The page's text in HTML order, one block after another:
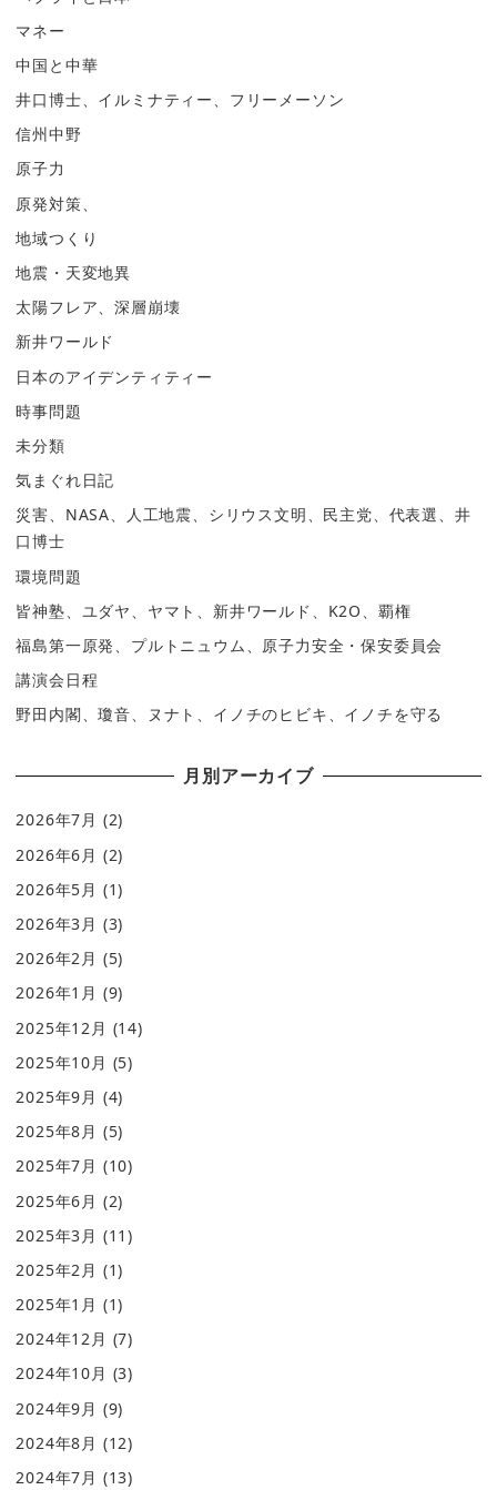
マネー
中国と中華
井口博士、イルミナティー、フリーメーソン
信州中野
原子力
原発対策、
地域つくり
地震・天変地異
太陽フレア、深層崩壊
新井ワールド
日本のアイデンティティー
時事問題
未分類
気まぐれ日記
災害、NASA、人工地震、シリウス文明、民主党、代表選、井
口博士
環境問題
皆神塾、ユダヤ、ヤマト、新井ワールド、K2O、覇権
福島第一原発、プルトニュウム、原子力安全・保安委員会
講演会日程
野田内閣、瓊音、ヌナト、イノチのヒビキ、イノチを守る
月別アーカイブ
2026年7月 (2)
2026年6月 (2)
2026年5月 (1)
2026年3月 (3)
2026年2月 (5)
2026年1月 (9)
2025年12月 (14)
2025年10月 (5)
2025年9月 (4)
2025年8月 (5)
2025年7月 (10)
2025年6月 (2)
2025年3月 (11)
2025年2月 (1)
2025年1月 (1)
2024年12月 (7)
2024年10月 (3)
2024年9月 (9)
2024年8月 (12)
2024年7月 (13)